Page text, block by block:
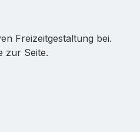
Freizeitgestaltung bei.
zur Seite.